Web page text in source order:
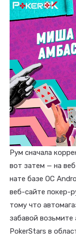
Рум сначала
вот затем — на
нате базе ОС
веб-сайте покер-
тому что
забавой возьмите
PokerStars в